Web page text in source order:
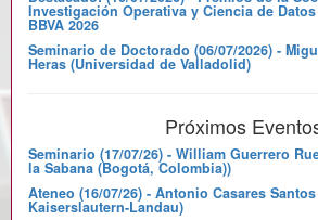
Investigación Operativa y Ciencia de
BBVA 2026
Seminario de Doctorado (06/07/2026) -
Heras (Universidad de Valladolid)
Próximos
Seminario (17/07/26) - William Guerrero
la Sabana (Bogotá, Colombia))
Ateneo (16/07/26) - Antonio Casares
Kaiserslautern-Landau)